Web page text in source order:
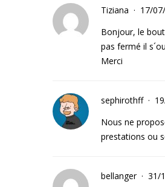
Tiziana
17/
Bonjour, le
pas fermé il
Merci
sephirothff
Nous ne
prestations ou
bellanger 31/